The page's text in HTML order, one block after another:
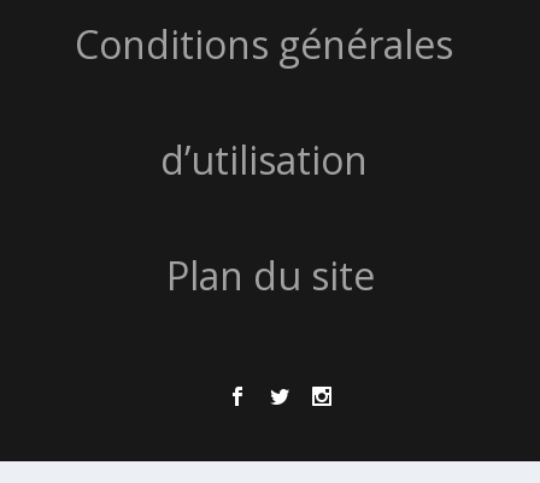
Conditions générales
d’utilisation
Plan du site